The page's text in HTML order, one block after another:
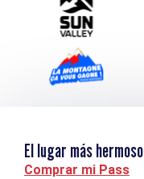
El lugar más
Comprar mi Pass